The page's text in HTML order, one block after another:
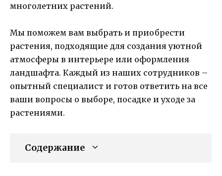
многолетних растений.
Мы поможем вам выбрать и приобрести
растения, подходящие для создания уютной
атмосферы в интерьере или оформления
ландшафта. Каждый из наших сотрудников –
опытный специалист и готов ответить на все
ваши вопросы о выборе, посадке и уходе за
растениями.
Содержание